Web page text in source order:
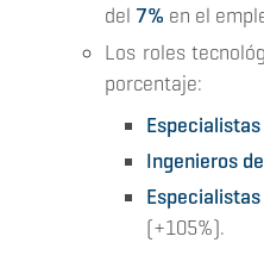
del 7% en el
Los roles
porcentaje:
Ingenieros
(+105%)​​.